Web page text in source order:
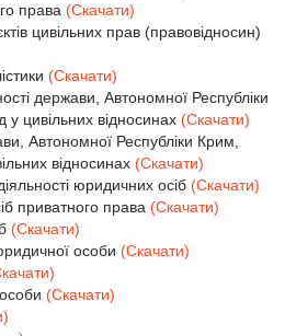
права (Скачати)
цивільних прав (правовідносин)
(Скачати)
держави, Автономної Республіки
цивільних відносинах (Скачати)
Автономної Республіки Крим,
відносинах (Скачати)
юридичних осіб (Скачати)
приватного права (Скачати)
(Скачати)
особи (Скачати)
(Скачати)